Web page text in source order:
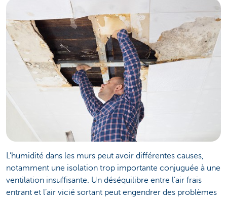
L’humidité dans les murs peut avoir différentes causes,
notamment une isolation trop importante conjuguée à une
ventilation insuffisante. Un déséquilibre entre l’air frais
entrant et l’air vicié sortant peut engendrer des problèmes